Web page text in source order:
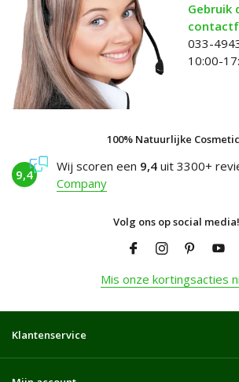
Gebruik
033-
10:00-
100% Natuurlijke
9,4
Wij scoren een 9,4 uit 3300+
Company
Volg ons op social media!
Mis onze kortingsacties
Klantenservice